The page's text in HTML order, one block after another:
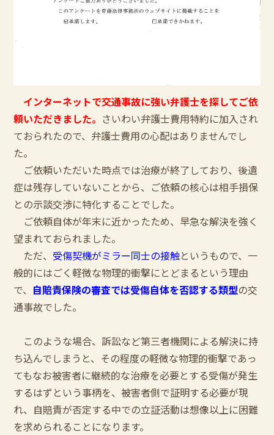
インターネットで交通事故に強い弁護士を探してご依
頼いただきました。 さいわい弁護士費用特約に加入され
ておられたので、弁護士費用の心配はありませんでし
た。
ご依頼いただいた時点では治療が終了しており、後遺
症は残存していないことから、ご依頼の核心は相手損保
との示談交渉に特化することでした。
ご依頼自体が年末に近かったため、早急な解決を強く
望まれておられました。
ただ、 受傷契機がミラー同士の接触というもので、一
般的にはごく軽微な物理的衝撃にとどまるという理由
で、 自賠責保険の審査では受傷自体を否認する類型の交
通事故でした。
このような場合、訴訟など第三者機関による解決に持
ち込んでしまうと、その程度の軽微な物理的衝撃であっ
てもなお被害者に継続的な治療を必要とする受傷が発生
するはずという事柄を、被害者側で証明する必要が現
れ、自賠責が否定する中での立証活動は想像以上に困難
を求められることになります。